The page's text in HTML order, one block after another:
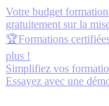
Votre budget
gratuitement sur la
🏆Formations
plus !
Simplifiez vos
Essayez avec une